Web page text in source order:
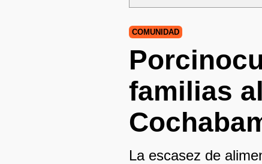
COMUNIDAD
familias
La escasez de